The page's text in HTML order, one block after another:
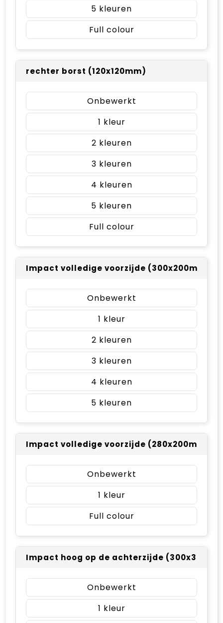
5
Full colour
rechter borst (120x120mm)
Onbewerkt
1
2
3
4
5
Full colour
Impact volledige voorzijde (300x200mm)
Onbewerkt
1
2
3
4
5
Impact volledige voorzijde (280x200mm)
Onbewerkt
1
Full colour
Impact hoog op de achterzijde
Onbewerkt
1